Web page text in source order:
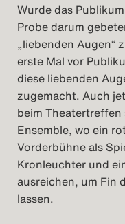
Wurde das
Probe darum
„liebenden Augen“
erste Mal vor
diese liebenden
zugemacht. Auch
beim
Ensemble, wo ein
Vorderbühne als
Kronleuchter und
ausreichen, um Fin
lassen.